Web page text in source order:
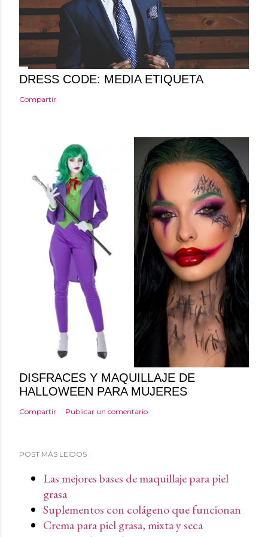
r
i
DRESS CODE: MEDIA ETIQUETA
Compartir
DISFRACES Y MAQUILLAJE DE
HALLOWEEN PARA MUJERES
Compartir Publicar un comentario
POST MÁS LEÍDOS
Las mejores bases de maquillaje para piel
grasa
Suplementos con colágeno que funcionan
Crema para piel grasa, mixta y seca